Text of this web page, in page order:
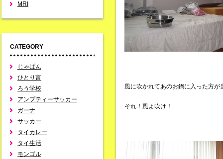
MRI
CATEGORY
じゃぱん
ひとり言
ろう学校
アンプティーサッカー
ガーナ
サッカー
タイカレー
タイ生活
モンゴル
風に吹かれてあのお鍋に入った方が
それ！風よ吹け！